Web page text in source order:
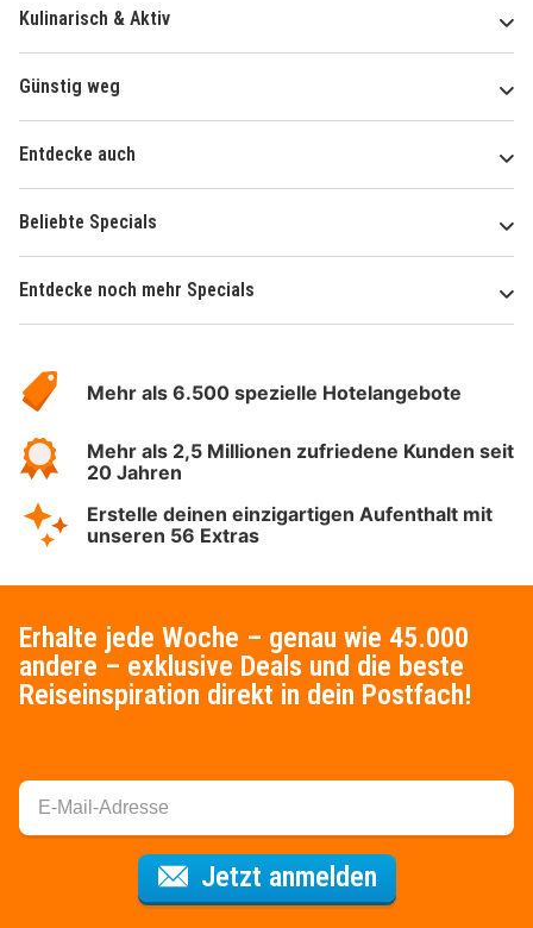
Kulinarisch & Aktiv
Günstig weg
Entdecke auch
Beliebte Specials
Entdecke noch mehr Specials
Hotelspecials
Mehr als 6.500 spezielle Hotelangebote
Mehr als 2,5 Millionen zufriedene Kunden seit
20 Jahren
Erstelle deinen einzigartigen Aufenthalt mit
unseren 56 Extras
Erhalte jede Woche – genau wie 45.000
andere – exklusive Deals und die beste
Reiseinspiration direkt in dein Postfach!
Jetzt anmeldenFür den